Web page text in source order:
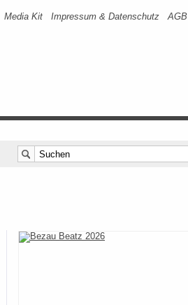
Media Kit Impressum & Datenschutz AGB